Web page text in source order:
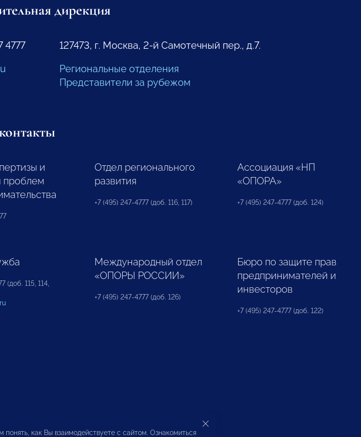
дирекция
4777
127473, г. Москва, 2-й Самотечный пер., д.7.
Региональные отделения
Представители за рубежом
и
проблем
Отдел регионального
развития
+7 (495) 247-4777 (доб. 116, 117)
Ассоциация «НП
«ОПОРА»
+7 (495) 247-4777 (доб. 124)
(доб. 115, 114,
Международный отдел
«ОПОРЫ РОССИИ»
+7 (495) 247-4777 (доб. 126)
Бюро по защите прав
предпринимателей и
инвесторов
+7 (495) 247-4777 (доб. 122)
как Вы взаимодействуете с сайтом. Ознакомиться